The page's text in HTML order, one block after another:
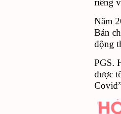
riêng
Năm
Bản
động
PGS.
được